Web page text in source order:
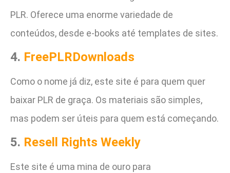
PLR. Oferece uma enorme variedade de
conteúdos, desde e-books até templates de sites.
4. FreePLRDownloads
Como o nome já diz, este site é para quem quer
baixar PLR de graça. Os materiais são simples,
mas podem ser úteis para quem está começando.
5. Resell Rights Weekly
Este site é uma mina de ouro para